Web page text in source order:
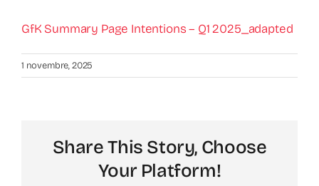
Nieuws
ABC Van De Toeristische Terminologie
GfK Summary Page Intentions – Q1 2025_adapted
1 novembre, 2025
Share This Story, Choose
Your Platform!